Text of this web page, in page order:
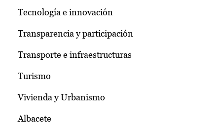
Tecnología e innovación
Transparencia y participación
Transporte e infraestructuras
Turismo
Vivienda y Urbanismo
Albacete